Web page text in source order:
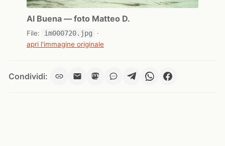
Al Buena — foto Matteo D.
File: im000720.jpg
·
apri l'immagine originale
Condividi: